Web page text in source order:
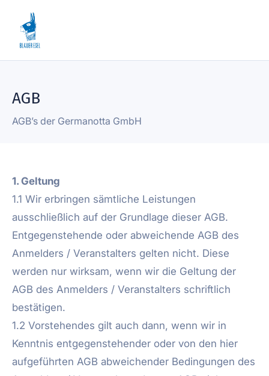
AGB
AGB’s der Germanotta GmbH
1. Geltung
1.1 Wir erbringen sämtliche Leistungen
ausschließlich auf der Grundlage dieser AGB.
Entgegenstehende oder abweichende AGB des
Anmelders / Veranstalters gelten nicht. Diese
werden nur wirksam, wenn wir die Geltung der
AGB des Anmelders / Veranstalters schriftlich
bestätigen.
1.2 Vorstehendes gilt auch dann, wenn wir in
Kenntnis entgegenstehender oder von den hier
aufgeführten AGB abweichender Bedingungen des